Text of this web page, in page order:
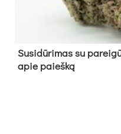
Su­si­dū­ri­mas su
apie paieš­ką